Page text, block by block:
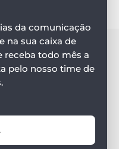
da comunicação
na sua caixa de
receba todo mês a
pelo nosso time de